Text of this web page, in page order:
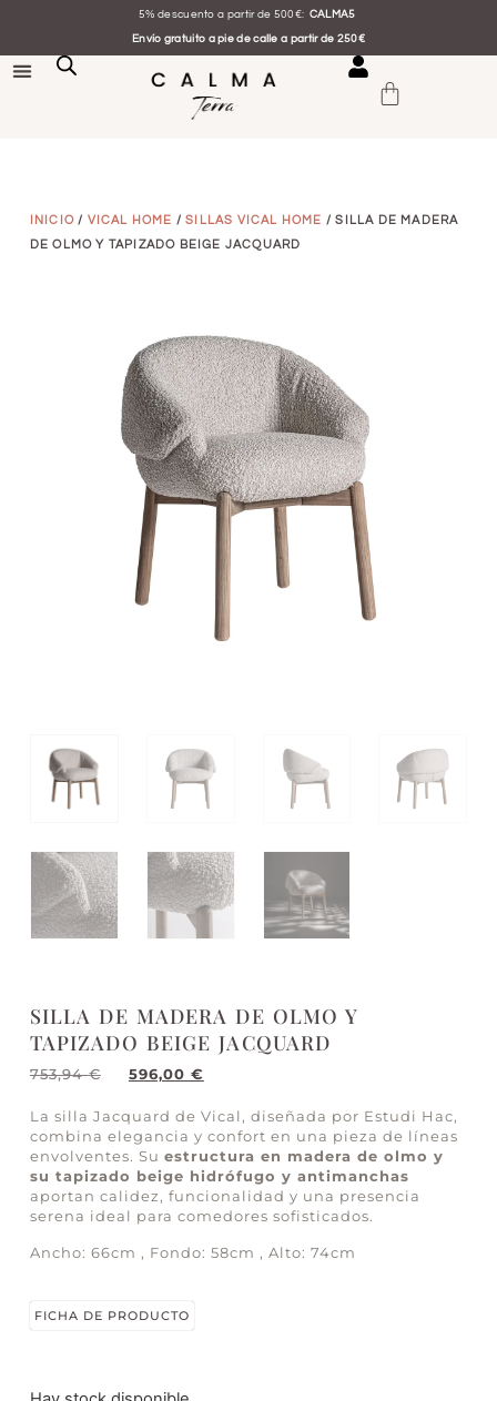
5% descuento a partir de 500€: CALMA5
Envío gratuito a pie de calle a partir de 250€
INICIO / VICAL HOME /SILLAS VICAL HOME / SILLA DE MADERA
DE OLMO Y TAPIZADO BEIGE JACQUARD
SILLA DE MADERA DE OLMO Y
TAPIZADO BEIGE JACQUARD
753,94€ 596,00 €
La silla Jacquard de Vical, diseñada por Estudi Hac,
combina elegancia y confort en una pieza de líneas
envolventes. Su estructura en madera de olmo y
su tapizado beige hidrófugo y antimanchas
aportan calidez, funcionalidad y una presencia
serena ideal para comedores sofisticados.
Ancho: 66cm , Fondo: 58cm , Alto: 74cm
FICHA DE PRODUCTO